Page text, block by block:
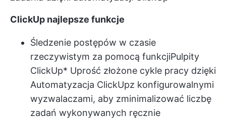
ClickUp najlepsze funkcje
Śledzenie postępów w czasie
rzeczywistym za pomocą funkcjiPulpity
ClickUp* Uprość złożone cykle pracy dzięki
Automatyzacja ClickUpz konfigurowalnymi
wyzwalaczami, aby zminimalizować liczbę
zadań wykonywanych ręcznie